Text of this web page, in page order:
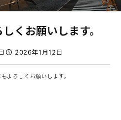
くお願いします。
2026年1月12日
よろしくお願いします。